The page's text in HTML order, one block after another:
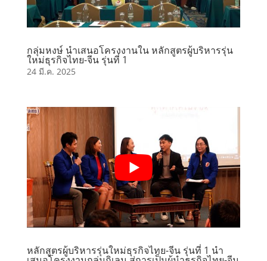
กลุ่มหงษ์ นำเสนอโครงงานใน หลักสูตรผู้บริหารรุ่น
ใหม่ธุรกิจไทย-จีน รุ่นที่ 1
24 มี.ค. 2025
หลักสูตรผู้บริหารรุ่นใหม่ธุรกิจไทย-จีน รุ่นที่ 1 นำ